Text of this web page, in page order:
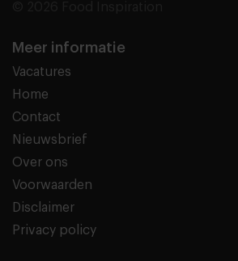
Meer informatie
Vacatures
Home
Contact
Nieuwsbrief
Over ons
Voorwaarden
Disclaimer
Privacy policy